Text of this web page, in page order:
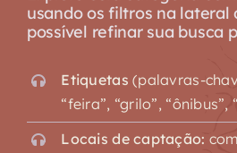
usando os filtros na lateral
possível refinar sua busca
Etiquetas (palavras-
“feira”, “grilo”, “ônibus”,
Locais de captação: